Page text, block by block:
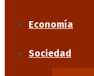
Economía
Sociedad